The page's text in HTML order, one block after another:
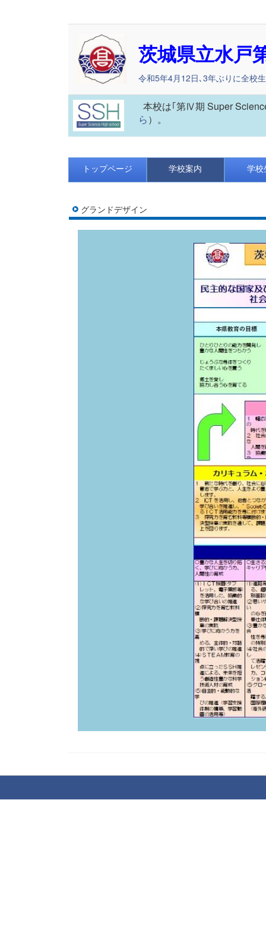
茨城県立水戸
令和5年4月12日､3年ぶりに全校
本校は｢第Ⅳ期 Super
ら）。
トップページ 学校案内 学校
グランドデザイン